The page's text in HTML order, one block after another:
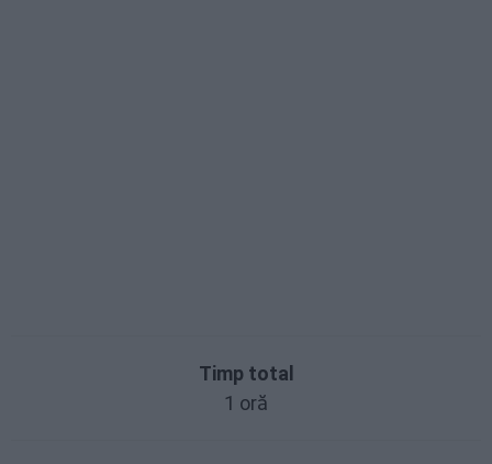
Timp total
1 oră